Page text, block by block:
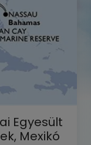
Egyesült
Mexikó